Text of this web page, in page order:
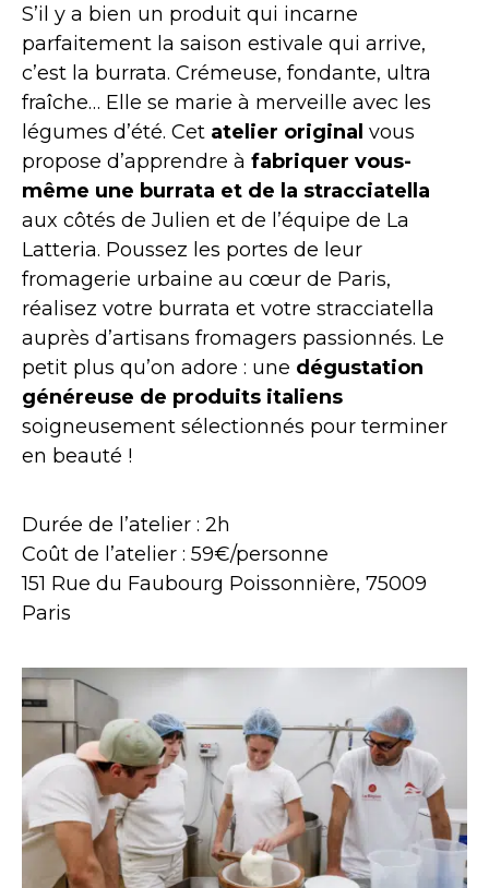
S’il y a bien un produit qui incarne
parfaitement la saison estivale qui arrive,
c’est la burrata. Crémeuse, fondante, ultra
fraîche… Elle se marie à merveille avec les
légumes d’été. Cet atelier original vous
propose d’apprendre à fabriquer vous-
même une burrata et de la stracciatella
aux côtés de Julien et de l’équipe de La
Latteria. Poussez les portes de leur
fromagerie urbaine au cœur de Paris,
réalisez votre burrata et votre stracciatella
auprès d’artisans fromagers passionnés. Le
petit plus qu’on adore : une dégustation
généreuse de produits italiens
soigneusement sélectionnés pour terminer
en beauté !
Durée de l’atelier : 2h
Coût de l’atelier : 59€/personne
151 Rue du Faubourg Poissonnière, 75009
Paris